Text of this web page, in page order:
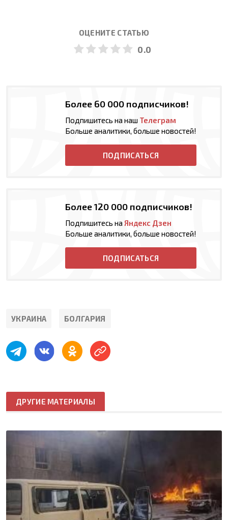
ОЦЕНИТЕ СТАТЬЮ
0.0
Более 60 000 подписчиков!
Подпишитесь на наш Телеграм
Больше аналитики, больше новостей!
ПОДПИСАТЬСЯ
Более 120 000 подписчиков!
Подпишитесь на Яндекс Дзен
Больше аналитики, больше новостей!
ПОДПИСАТЬСЯ
УКРАИНА БОЛГАРИЯ
ДРУГИЕ МАТЕРИАЛЫ